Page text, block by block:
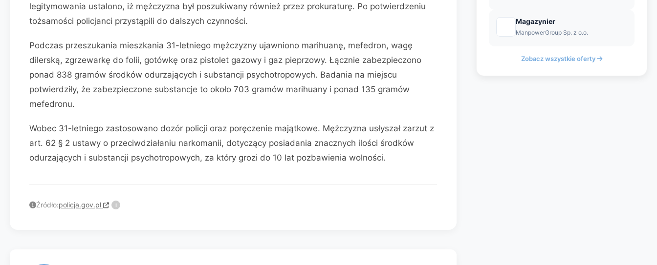
legitymowania ustalono, iż mężczyzna był poszukiwany również przez prokuraturę. Po potwierdzeniu
tożsamości policjanci przystąpili do dalszych czynności.
Podczas przeszukania mieszkania 31-letniego mężczyzny ujawniono marihuanę, mefedron, wagę
dilerską, zgrzewarkę do folii, gotówkę oraz pistolet gazowy i gaz pieprzowy. Łącznie zabezpieczono
ponad 838 gramów środków odurzających i substancji psychotropowych. Badania na miejscu
potwierdziły, że zabezpieczone substancje to około 703 gramów marihuany i ponad 135 gramów
mefedronu.
Wobec 31-letniego zastosowano dozór policji oraz poręczenie majątkowe. Mężczyzna usłyszał zarzut z
art. 62 § 2 ustawy o przeciwdziałaniu narkomanii, dotyczący posiadania znacznych ilości środków
odurzających i substancji psychotropowych, za który grozi do 10 lat pozbawienia wolności.
Źródło:policja.gov.pl i
Magazynier
ManpowerGroup Sp. z o.o.
Zobacz wszystkie oferty